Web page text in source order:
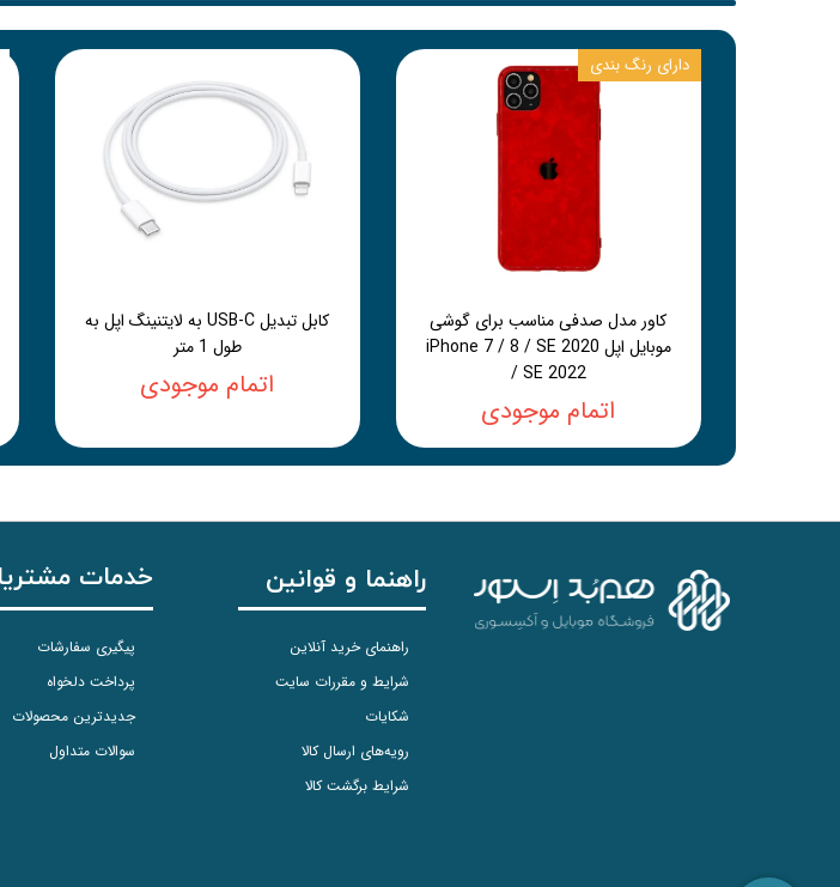
کاور مدل صدفی مناسب برای گوشی
موبایل اپل iPhone 7 / 8 / SE 2020
/ SE 2022
اتمام موجودی
دارای رنگ بندی
کابل تبدیل USB-C به لایتنینگ اپل به
طول 1 متر
اتمام موجودی
راهنما و قوانین
راهنمای خرید آنلاین
شرایط و مقررات سایت
شکایات
رویه‌های ارسال کالا
شرایط برگشت کالا
خدمات
پیگیری سفارشات
پرداخت دلخواه
جدیدترین محصولات
سوالات متداول